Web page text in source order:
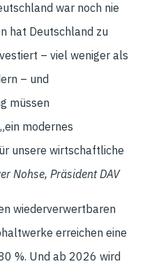
war noch nie
hat Deutschland zu
– viel weniger als
– und
müssen
modernes
unsere wirtschaftliche
Nohse, Präsident DAV
wiederverwertbaren
erreichen eine
%. Und ab 2026 wird